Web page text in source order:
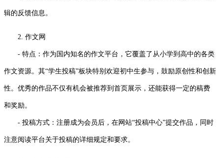
辑的反馈信息。
2. 作文网
- 特点：作为国内知名的作文平台，它覆盖了从小学到高中的各类
作文资源。其“学生投稿”板块特别欢迎初中生参与，鼓励原创性和创新
性。优秀的作品不仅有机会被推荐到首页展示，还能获得一定的稿费
和奖励。
- 投稿方式：注册成为会员后，在网站“投稿中心”提交作品，同时
注意阅读平台关于投稿的详细规定和要求。